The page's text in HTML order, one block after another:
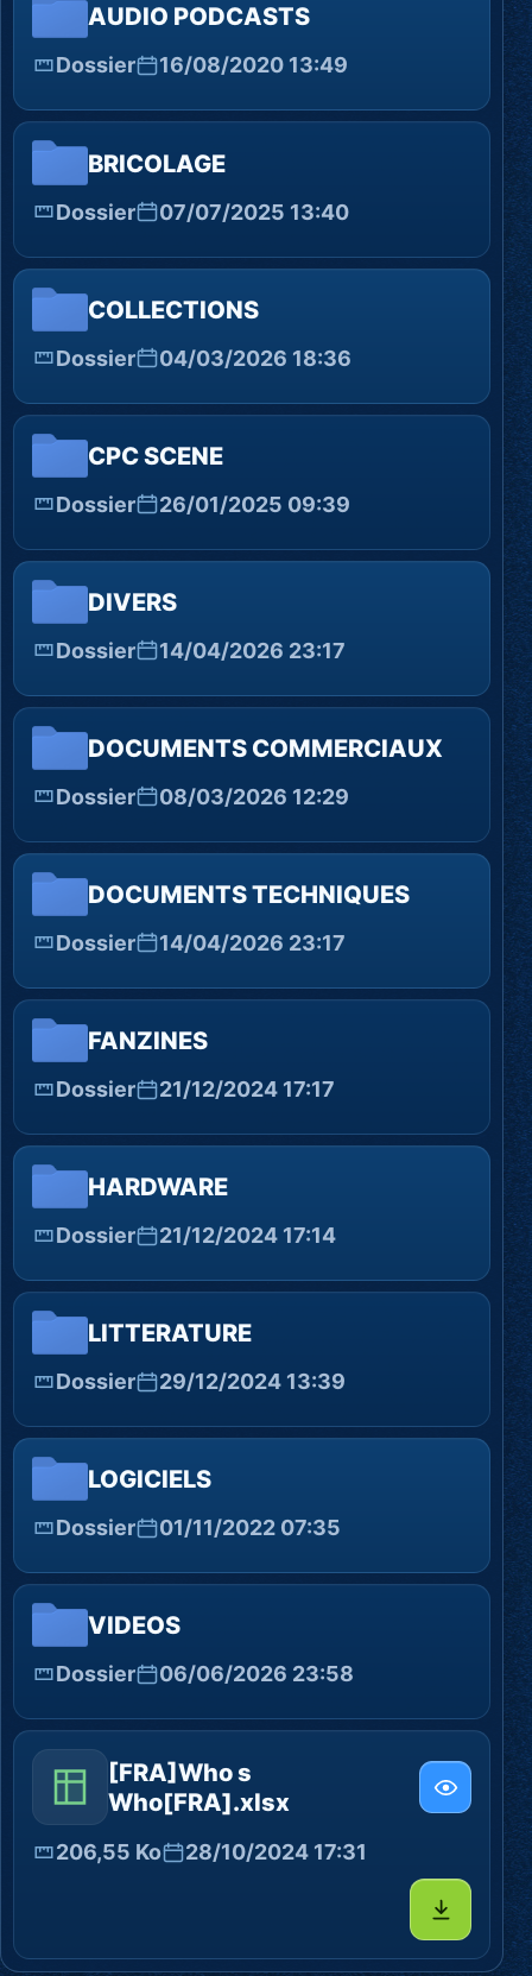
AUDIO PODCASTS
Dossier 16/08/2020 13:49
BRICOLAGE
Dossier 07/07/2025 13:40
COLLECTIONS
Dossier 04/03/2026 18:36
CPC SCENE
Dossier 26/01/2025 09:39
DIVERS
Dossier 14/04/2026 23:17
DOCUMENTS COMMERCIAUX
Dossier 08/03/2026 12:29
DOCUMENTS TECHNIQUES
Dossier 14/04/2026 23:17
FANZINES
Dossier 21/12/2024 17:17
HARDWARE
Dossier 21/12/2024 17:14
LITTERATURE
Dossier 29/12/2024 13:39
LOGICIELS
Dossier 01/11/2022 07:35
VIDEOS
Dossier 06/06/2026 23:58
[FRA]Who s
Who[FRA].xlsx
206,55 Ko 28/10/2024 17:31